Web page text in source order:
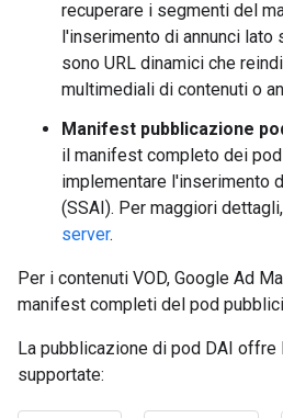
recuperare i segmenti del
l'inserimento di annunci lato
sono URL dinamici che
multimediali di contenuti o
Manifest pubblicazione
il manifest completo dei
implementare l'inserimento
(SSAI). Per maggiori
server.
Per i contenuti VOD, Google Ad
manifest completi del pod
La pubblicazione di pod DAI
supportate: